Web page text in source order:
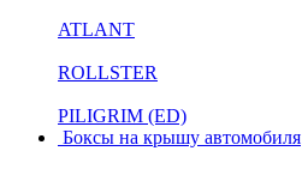
ATLANT
ROLLSTER
PILIGRIM (ED)
Боксы на крышу автомобиля